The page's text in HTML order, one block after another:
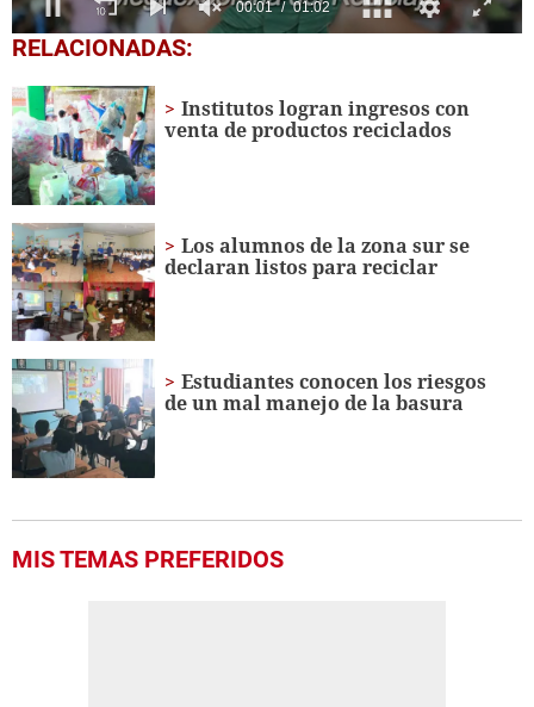
0
seconds
1
minute,
2
seconds
RELACIONADAS:
Institutos logran ingresos con
venta de productos reciclados
Los alumnos de la zona sur se
declaran listos para reciclar
Estudiantes conocen los riesgos
de un mal manejo de la basura
MIS TEMAS PREFERIDOS